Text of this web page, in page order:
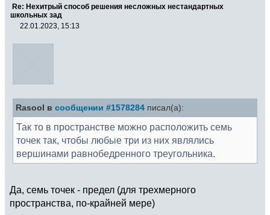
Re: Нехитрый способ решения несложных нестандартных
школьных зад
22.01.2023, 15:13
Rasool в сообщении #1578284 писал(а):
Так то в пространстве можно расположить семь
точек так, чтобы любые три из них являлись
вершинами равнобедренного треугольника.
Да, семь точек - предел (для трехмерного
пространства, по-крайней мере)